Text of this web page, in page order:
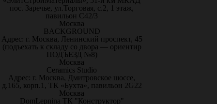
пос. Заречье, ул.Торговая, с.2, 1 этаж,
павильон С42/3
Москва
BACKGROUND
Адрес: г. Москва, Ленинский проспект, 45
(подъехать к складу со двора — ориентир
ПОДЪЕЗД №8)
Москва
Ceramics Studio
Адрес: г. Москва, Дмитровское шоссе,
д.165, корп.1, ТК «Бухта», павильон 2G22
Москва
DomLepnina ТК "Конструктор"